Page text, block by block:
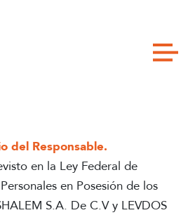
del Responsable.
en la Ley Federal de
en Posesión de los
S.A. De C.V y LEVDOS